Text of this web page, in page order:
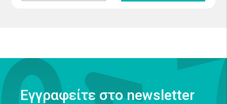
Εγγραφείτε στο newsletter